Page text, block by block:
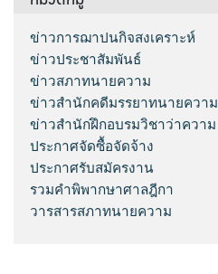
ข่าวการฌาปนกิจสงเคราะห์
ข่าวประชาสัมพันธ์
ข่าวสภาทนายความ
ข่าวสำนักคดีมรรยาทนายความ
ข่าวสำนักฝึกอบรมวิชาว่าความ
ประกาศจัดซื้อจัดจ้าง
ประกาศรับสมัครงาน
รวมคำพิพากษาศาลฎีกา
วารสารสภาทนายความ